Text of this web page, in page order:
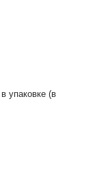
упаковке (в